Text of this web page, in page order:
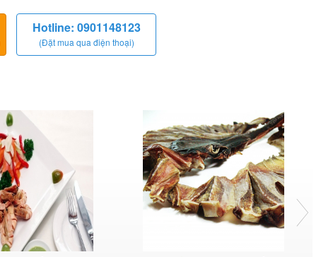
Hotline: 0901148123
(Đặt mua qua điện thoại)